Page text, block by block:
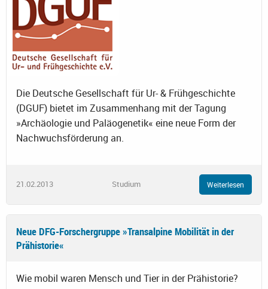
Die Deutsche Gesellschaft für Ur- & Frühgeschichte
(DGUF) bietet im Zusammenhang mit der Tagung
»Archäologie und Paläogenetik« eine neue Form der
Nachwuchsförderung an.
21.02.2013 Studium Weiterlesen
Neue DFG-Forschergruppe »Transalpine Mobilität in der
Prähistorie«
Wie mobil waren Mensch und Tier in der Prähistorie?